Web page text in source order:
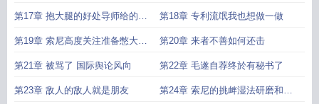
景的妖怪啦
第17章 抱大腿的好处导师给的第
一个红利求追读
第18章 专利流氓我也想做一做
第19章 索尼高度关注准备憋大招
继续求追读
第20章 来者不善如何还击
第21章 被骂了 国际舆论风向 第22章 毛遂自荐终於有秘书了
第23章 敌人的敌人就是朋友 第24章 索尼的挑衅湿法研磨和正